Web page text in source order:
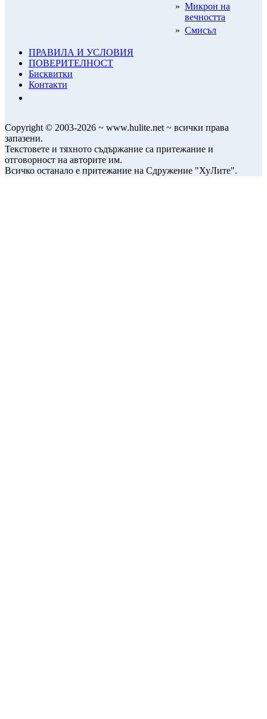
» Микрон на
вечността
» Смисъл
ПРАВИЛА И УСЛОВИЯ
ПОВЕРИТЕЛНОСТ
Бисквитки
Контакти
Copyright © 2003-2026 ~ www.hulite.net ~ всички права
запазени.
Текстовете и тяхното съдържание са притежание и
отговорност на авторите им.
Всичко останало е притежание на Сдружение "ХуЛите".